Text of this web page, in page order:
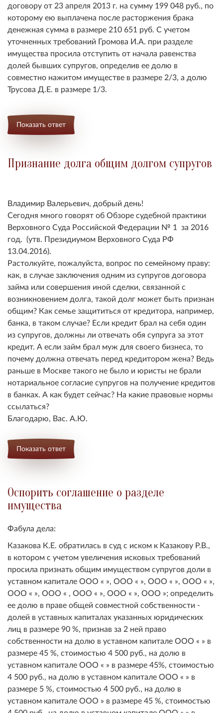
договору от 23 апреля 2013 г. на сумму 199 048 руб., по
которому ею выплачена после расторжения брака
денежная сумма в размере 210 651 руб. С учетом
уточненных требований Громова И.А. при разделе
имущества просила отступить от начала равенства
долей бывших супругов, определив ее долю в
совместно нажитом имуществе в размере 2/3, а долю
Трусова Д.Е. в размере 1/3.
Показать ответ
Признание долга общим долгом супругов
Владимир Валерьевич, добрый день!
Сегодня много говорят об Обзоре судебной практики
Верховного Суда Российской Федерации № 1 за 2016
год. (утв. Президиумом Верховного Суда РФ
13.04.2016).
Растолкуйте, пожалуйста, вопрос по семейному праву:
как, в случае заключения одним из супругов договора
займа или совершения иной сделки, связанной с
возникновением долга, такой долг может быть признан
общим? Как семье защититься от кредитора, например,
банка, в таком случае? Если кредит брал на себя один
из супругов, должны ли отвечать обя супруга за этот
кредит. А если займ брал муж для своего бизнеса, то
почему должна отвечать перед кредитором жена? Ведь
раньше в Москве такого не было и юристы не брали
нотариальное согласие супругов на получение кредитов
в банках. А как будет сейчас? На какие правовые нормы
ссылаться?
Благодарю, Вас. А.Ю.
Показать ответ
Оспорить соглашение о разделе
имущества
Фабула дела:
Казакова К.Е. обратилась в суд с иском к Казакову Р.В.,
в котором с учетом увеличения исковых требований
просила признать общим имуществом супругов доли в
уставном капитале ООО « », ООО « », ООО « », ООО « »,
ООО « », ООО « , ООО « », ООО « », ООО »; определить
ее долю в праве общей совместной собственности -
долей в уставных капиталах указанных юридических
лиц в размере 90 %, признав за 2 ней право
собственности на долю в уставном капитале ООО « » в
размере 45 %, стоимостью 4 500 руб., на долю в
уставном капитале ООО « » в размере 45%, стоимостью
4 500 руб., на долю в уставном капитале ООО « » в
размере 5 %, стоимостью 4 500 руб., на долю в
уставном капитале ООО » в размере 45 %, стоимостью